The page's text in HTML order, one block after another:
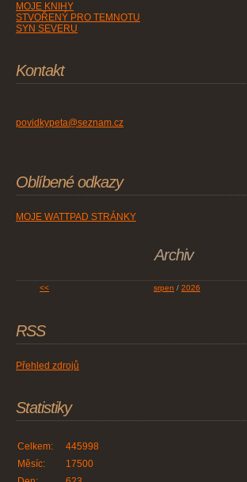
MOJE KNIHY
STVOŘENÝ PRO TEMNOTU
SYN SEVERU
Kontakt
povidkypeta@seznam.cz
Oblíbené odkazy
MOJE WATTPAD STRÁNKY
Archiv
<< srpen / 2026
RSS
Přehled zdrojů
Statistiky
Celkem:
445998
Měsíc:
17500